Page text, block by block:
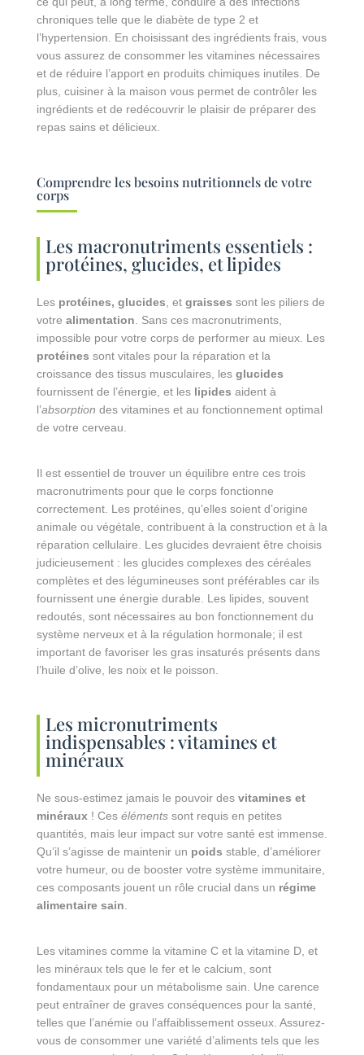
chroniques telle que le diabète de type 2 et
l’hypertension. En choisissant des ingrédients frais, vous
vous assurez de consommer les vitamines nécessaires
et de réduire l’apport en produits chimiques inutiles. De
plus, cuisiner à la maison vous permet de contrôler les
ingrédients et de redécouvrir le plaisir de préparer des
repas sains et délicieux.
Comprendre les besoins nutritionnels de votre
corps
Les macronutriments essentiels :
protéines, glucides, et lipides
Les protéines, glucides , et graisses sont les piliers de
votre alimentation . Sans ces macronutriments,
impossible pour votre corps de performer au mieux. Les
protéines sont vitales pour la réparation et la
croissance des tissus musculaires, les glucides
fournissent de l’énergie, et les lipides aident à
l’absorption des vitamines et au fonctionnement optimal
de votre cerveau.
Il est essentiel de trouver un équilibre entre ces trois
macronutriments pour que le corps fonctionne
correctement. Les protéines, qu’elles soient d’origine
animale ou végétale, contribuent à la construction et à la
réparation cellulaire. Les glucides devraient être choisis
judicieusement : les glucides complexes des céréales
complètes et des légumineuses sont préférables car ils
fournissent une énergie durable. Les lipides, souvent
redoutés, sont nécessaires au bon fonctionnement du
système nerveux et à la régulation hormonale; il est
important de favoriser les gras insaturés présents dans
l’huile d’olive, les noix et le poisson.
Les micronutriments
indispensables : vitamines et
minéraux
Ne sous-estimez jamais le pouvoir des vitamines et
minéraux ! Ces élémentssont requis en petites
quantités, mais leur impact sur votre santé est immense.
Qu’il s’agisse de maintenir un poids stable, d’améliorer
votre humeur, ou de booster votre système immunitaire,
ces composants jouent un rôle crucial dans un régime
alimentaire sain
Les vitamines comme la vitamine C et la vitamine D, et
les minéraux tels que le fer et le calcium, sont
fondamentaux pour un métabolisme sain. Une carence
peut entraîner de graves conséquences pour la santé,
telles que l’anémie ou l’affaiblissement osseux. Assurez-
vous de consommer une variété d’aliments tels que les